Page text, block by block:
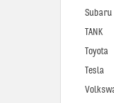
Subaru
TANK
Toyota
Tesla